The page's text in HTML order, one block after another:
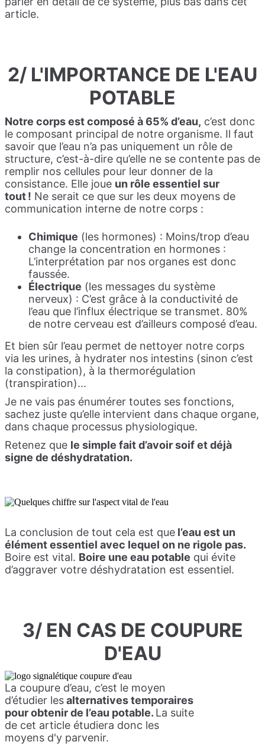
article.
2/ L'IMPORTANCE DE L'EAU
POTABLE
Notre corps est composé à 65% d’eau, c’est donc
le composant principal de notre organisme. Il faut
savoir que l’eau n’a pas uniquement un rôle de
structure, c’est-à-dire qu’elle ne se contente pas de
remplir nos cellules pour leur donner de la
consistance. Elle joue un rôle essentiel sur
tout ! Ne serait ce que sur les deux moyens de
communication interne de notre corps :
Chimique (les hormones) : Moins/trop d’eau
change la concentration en hormones :
L’interprétation par nos organes est donc
faussée.
Électrique (les messages du système
nerveux) : C’est grâce à la conductivité de
l’eau que l’influx électrique se transmet. 80%
de notre cerveau est d’ailleurs composé d’eau.
Et bien sûr l’eau permet de nettoyer notre corps
via les urines, à hydrater nos intestins (sinon c’est
la constipation), à la thermorégulation
(transpiration)...
Je ne vais pas énumérer toutes ses fonctions,
sachez juste qu’elle intervient dans chaque organe,
dans chaque processus physiologique.
Retenez que le simple fait d’avoir soif et déjà
signe de déshydratation.
La conclusion de tout cela est que l’eau est un
élément essentiel avec lequel on ne rigole pas.
Boire est vital. Boire une eau potable qui évite
d’aggraver votre déshydratation est essentiel.
3/ EN CAS DE COUPURE
D'EAU
La coupure d’eau, c’est le moyen
d’étudier lesalternatives temporaires
pour obtenir de l’eau potable. La suite
de cet article étudiera donc les
moyens d'y parvenir.